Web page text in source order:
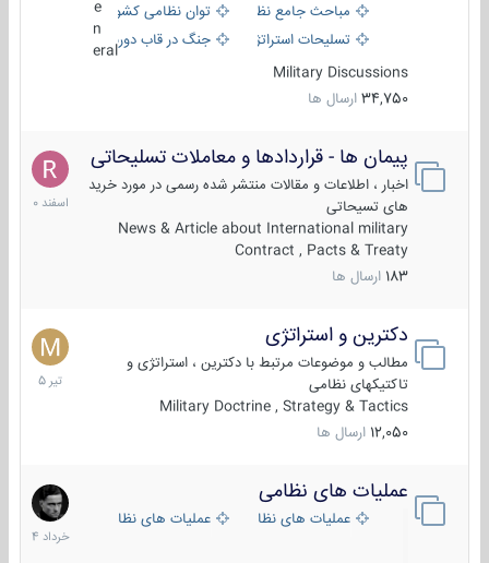
مباحث جامع نظامی
توان نظامی کشورها
تسلیحات استراتژیک
جنگ در قاب دوربین
eral
Military Discussions
34,750 ارسال ها
پیمان ها - قراردادها و معاملات تسلیحاتی
اخبار ، اطلاعات و مقالات منتشر شده رسمی در مورد خرید
های تسیحاتی
News & Article about International military
Contract , Pacts & Treaty
183 ارسال ها
7
اسفند
1400
دکترین و استراتژی
مطالب و موضوعات مرتبط با دکترین ، استراتژی و
تاکتیکهای نظامی
Military Doctrine , Strategy & Tactics
12,050 ارسال ها
27
تیر
1405
عملیات های نظامی
عملیات های نظامی ایرانعملیات های نظامی خارجی
5
خرداد
1404